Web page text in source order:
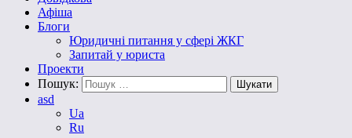
Афіша
Блоги
Юридичні питання у сфері ЖКГ
Запитай у юриста
Проекти
Пошук:
asd
Ua
Ru